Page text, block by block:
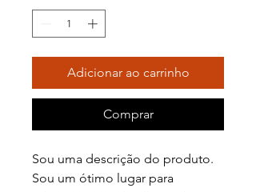
Adicionar ao carrinho
Comprar
Sou uma descrição do produto.
Sou um ótimo lugar para